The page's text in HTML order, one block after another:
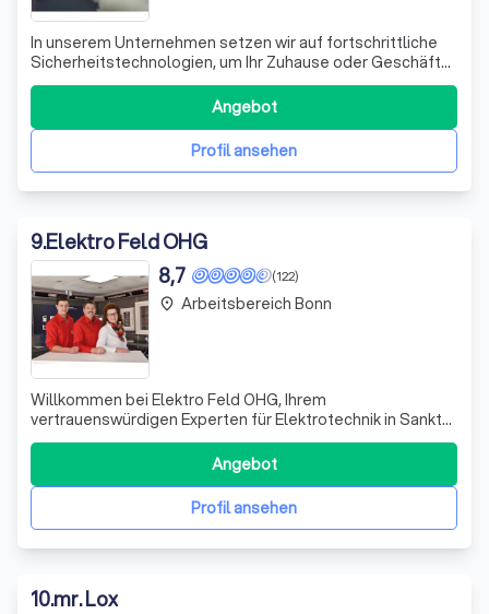
In unserem Unternehmen setzen wir auf fortschrittliche
Sicherheitstechnologien, um Ihr Zuhause oder Geschäft
optimal zu schützen. Mit jahrelanger Erfahrung in der
Branche bieten wir maßgeschneiderte
Sicherheitslösungen, die genau auf die spezifischen
Bedürfnisse und Anforderungen unserer Kunden zuge
Profil ansehen
Angebot
9.Elektro Feld OHG
(122)
8,7
Willkommen bei Elektro Feld OHG, Ihrem
vertrauenswürdigen Experten für Elektrotechnik in Sankt
Augustin. Seit 1928 bieten wir maßgeschneiderte
Lösungen in den Bereichen Sicherheits- und
Schließtechnik, Elektroinstallationen, Computertechnik,
Haussteuerung und Beleuchtung. Unsere qualifizierten
Profil ansehen
Angebot
place Arbeitsbereich Bonn
10.mr. Lox